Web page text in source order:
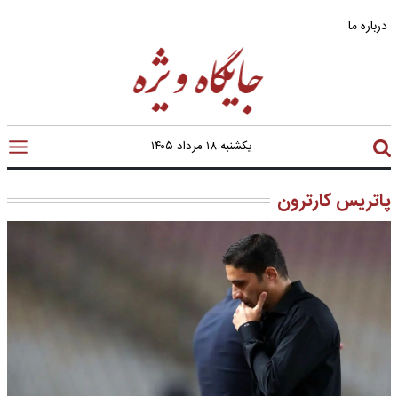
درباره ما
یکشنبه ۱۸ مرداد ۱۴۰۵
پاتریس کارترون